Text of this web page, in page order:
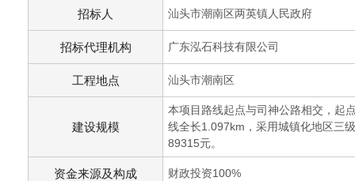
招标人 汕头市潮南区两英镇人民政府
招标代理机构 广东泓石科技有限公司
工程地点 汕头市潮南区
建设规模
本项目路线起点与司神公路相交，起
线全长1.097km，采用城镇化地区三
89315元。
资金来源及构成 财政投资100%